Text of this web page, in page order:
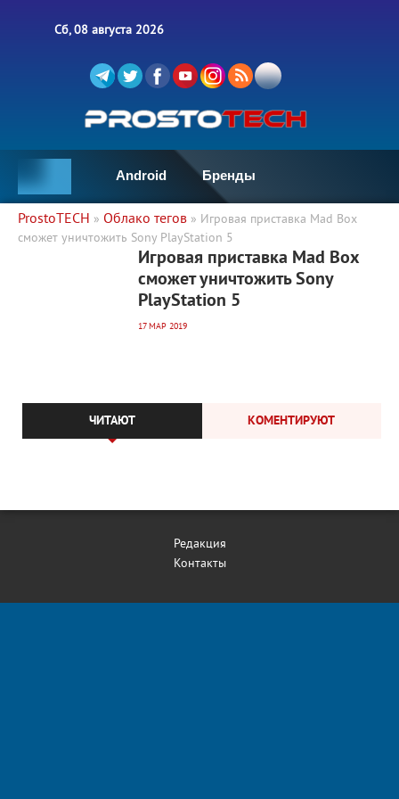
Сб, 08 августа 2026
Android Бренды
ProstoTECH » Облако тегов » Игровая приставка Mad Box
сможет уничтожить Sony PlayStation 5
24 054 0
Игровая приставка Mad Box
сможет уничтожить Sony
PlayStation 5
17 МАР 2019
ЧИТАЮТ КОМЕНТИРУЮТ
Редакция
Контакты